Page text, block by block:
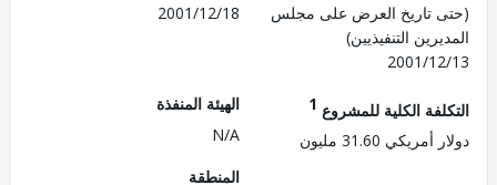
تاريخ العرض على مجلس
التنفيذيين)
2001/
2001/12/18
الكلية للمشروع1
31.60 مليون
الهيئة المنفذة